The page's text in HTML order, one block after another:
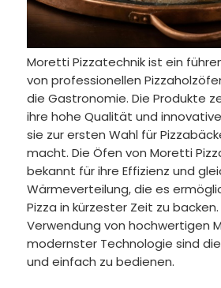
Moretti Pizzatechnik ist ein
von professionellen
die Gastronomie. Die Produkte
ihre hohe Qualität und
sie zur ersten Wahl für
macht. Die Öfen von Moretti
bekannt für ihre Effizienz und
Wärmeverteilung, die es
Pizza in kürzester Zeit zu
Verwendung von hochwertigen
modernster Technologie sind
und einfach zu bedienen.